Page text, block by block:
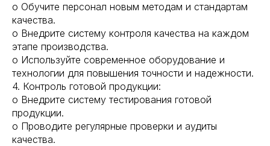
o Обучите персонал новым методам и стандартам
качества.
o Внедрите систему контроля качества на каждом
этапе производства.
o Используйте современное оборудование и
технологии для повышения точности и надежности.
4. Контроль готовой продукции:
o Внедрите систему тестирования готовой
продукции.
o Проводите регулярные проверки и аудиты
качества.